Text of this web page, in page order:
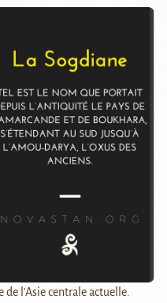
de l'Asie centrale actuelle.